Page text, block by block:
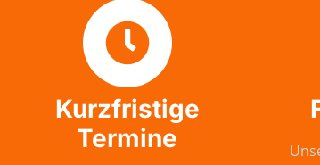
Kurzfristige
Termine